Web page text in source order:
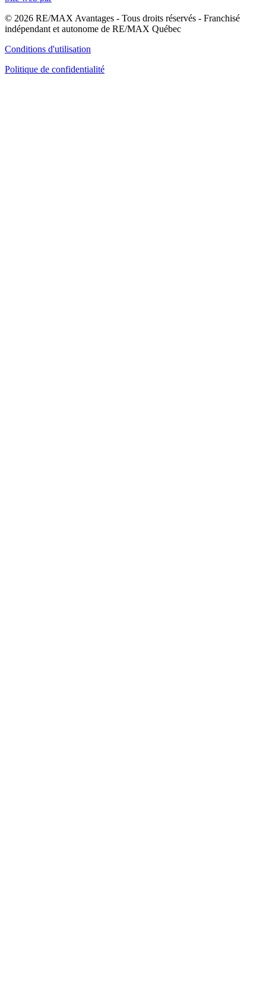
© 2026 RE/MAX Avantages - Tous droits réservés - Franchisé
indépendant et autonome de RE/MAX Québec
Conditions d'utilisation
Politique de confidentialité